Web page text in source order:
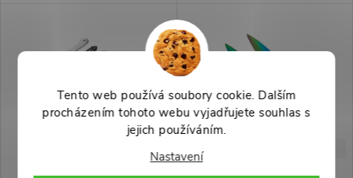
Tento web používá soubory cookie. Dalším
procházením tohoto webu vyjadřujete souhlas s
jejich používáním.
Nastavení
začátečníka i pokročilé.
nerezové oceli. Nylonové
pouzdro součástí balení.